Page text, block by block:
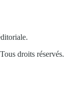
droits réservés.